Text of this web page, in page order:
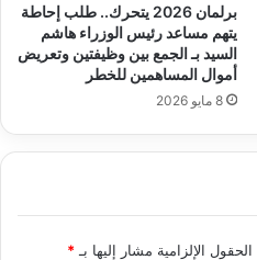
برلمان 2026 يتحرك.. طلب إحاطة
يتهم مساعد رئيس الوزراء هاشم
السيد بـ الجمع بين وظيفتين وتعريض
أموال المساهمين للخطر
8 مايو 2026
الحقول الإلزامية مشار إليها بـ *